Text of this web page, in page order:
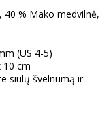
40 % Mako medvilnė,
(US 4-5)
10 cm
siūlų švelnumą ir